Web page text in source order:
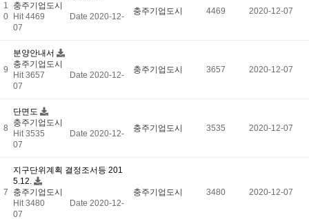
1
0
충주기업도시
Hit 4469
Date 2020-12-
07
충주기업도시 4469 2020-12-07
9
분양안내서
충주기업도시
Hit 3657
Date 2020-12-
07
충주기업도시 3657 2020-12-07
8
단면도
충주기업도시
Hit 3535
Date 2020-12-
07
충주기업도시 3535 2020-12-07
7
지구단위계획 결정조서등 201
5.12.
충주기업도시
Hit 3480
Date 2020-12-
07
충주기업도시 3480 2020-12-07